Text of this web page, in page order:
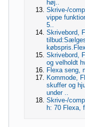
høj..
Skrive-/
vippe
5..
Skrivebord,
Skrivebord,
og velholdt
Flexa seng,
Kommode,
skuffer og
under ..
Skrive-/
h: 70 Flexa,